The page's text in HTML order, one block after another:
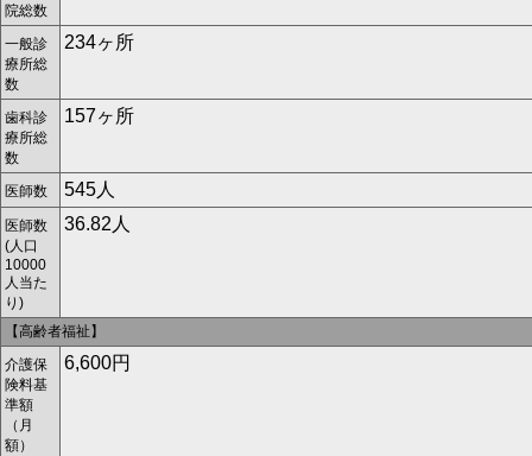
院総数
一般診
療所総
数
234ヶ所
歯科診
療所総
数
157ヶ所
医師数 545人
医師数
(人口
10000
人当た
り)
36.82人
【高齢者福祉】
介護保
険料基
準額
（月
額）
6,600円